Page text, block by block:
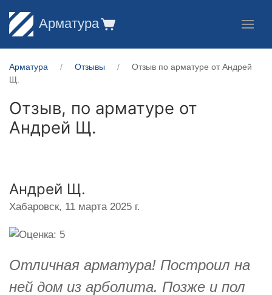
Арматура
Арматура Отзывы
Отзыв по арматуре от Андрей
Щ.
Отзыв, по арматуре от
Андрей Щ.
Андрей Щ.
Хабаровск, 11 марта 2025 г.
Отличная арматура! Построил на
ней дом из арболита. Позже и пол